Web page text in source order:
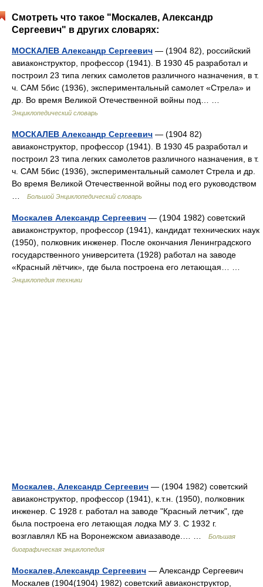
Смотреть что такое "Москалев, Александр
Сергеевич" в других словарях:
МОСКАЛЕВ Александр Сергеевич — (1904 82), российский
авиаконструктор, профессор (1941). В 1930 45 разработал и
построил 23 типа легких самолетов различного назначения, в т.
ч. САМ 5бис (1936), экспериментальный самолет «Стрела» и
др. Во время Великой Отечественной войны под… …
Энциклопедический словарь
МОСКАЛЕВ Александр Сергеевич — (1904 82)
авиаконструктор, профессор (1941). В 1930 45 разработал и
построил 23 типа легких самолетов различного назначения, в т.
ч. САМ 5бис (1936), экспериментальный самолет Стрела и др.
Во время Великой Отечественной войны под его руководством
Большой Энциклопедический словарь
Москалев Александр Сергеевич — (1904 1982) советский
авиаконструктор, профессор (1941), кандидат технических наук
(1950), полковник инженер. После окончания Ленинградского
государственного университета (1928) работал на заводе
«Красный лётчик», где была построена его летающая… …
Энциклопедия техники
Москалев, Александр Сергеевич — (1904 1982) советский
авиаконструктор, профессор (1941), к.т.н. (1950), полковник
инженер. С 1928 г. работал на заводе "Красный летчик", где
была построена его летающая лодка МУ 3. С 1932 г.
возглавлял КБ на Воронежском авиазаводе.… …
Большая
биографическая энциклопедия
Москалев,Александр Сергеевич — Александр Сергеевич
Москалев (1904(1904) 1982) советский авиаконструктор,